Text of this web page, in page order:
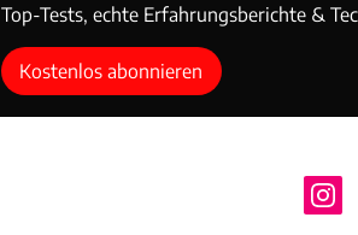
Top-Tests, echte Erfahrungsberichte &
Kostenlos abonnieren